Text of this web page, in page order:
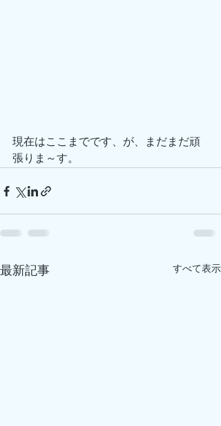
現在はここまでです、が、まだまだ頑
張りま～す。
最新記事 すべて表示